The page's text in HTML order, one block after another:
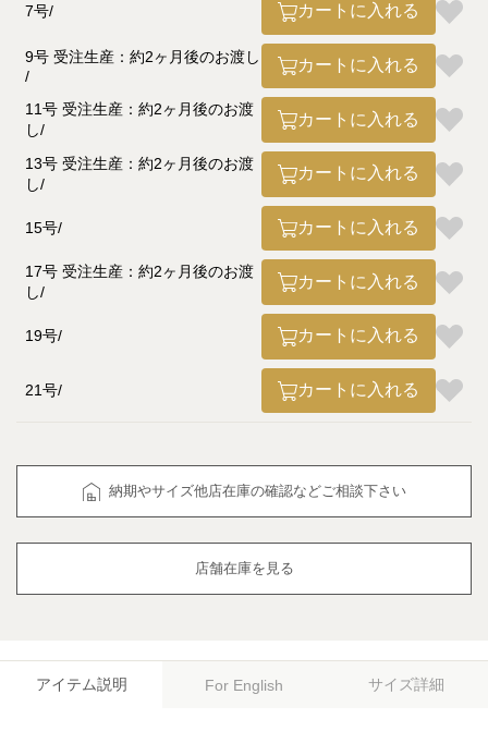
7号 カートに入れる
9号 受注生産：約2ヶ月後のお渡し カートに入れる
11号 受注生産：約2ヶ月後のお渡
し
カートに入れる
13号 受注生産：約2ヶ月後のお渡
し
カートに入れる
15号 カートに入れる
17号 受注生産：約2ヶ月後のお渡
し
カートに入れる
19号 カートに入れる
21号 カートに入れる
納期やサイズ他店在庫の確認などご相談下さい
店舗在庫を見る
アイテム説明 For English サイズ詳細